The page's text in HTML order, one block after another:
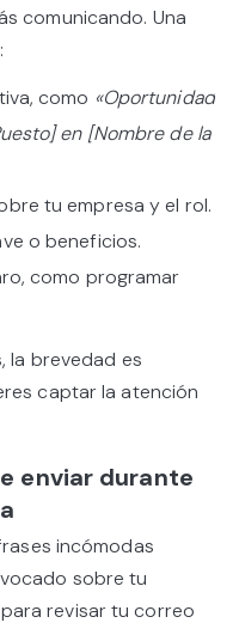
comunicando. Una
como «Oportunidad
en [Nombre de la
tu empresa y el rol.
o beneficios.
como programar
la brevedad es
captar la atención
enviar durante
incómodas
sobre tu
revisar tu correo